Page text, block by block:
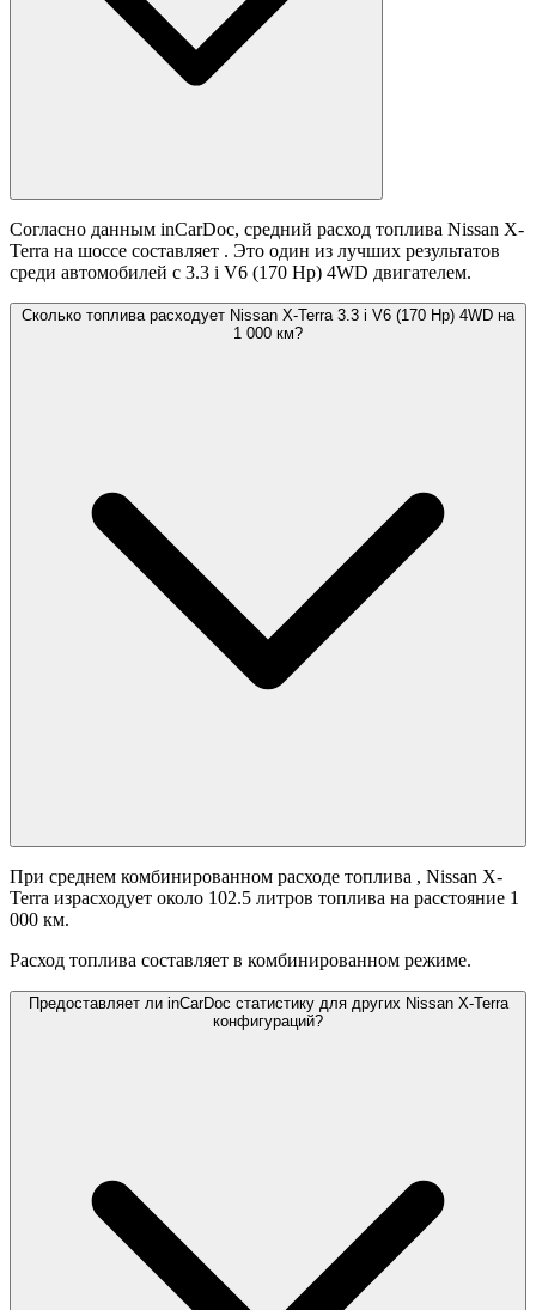
Согласно данным inCarDoc, средний расход топлива Nissan X-
Terra на шоссе составляет . Это один из лучших результатов
среди автомобилей с 3.3 i V6 (170 Hp) 4WD двигателем.
Сколько топлива расходует Nissan X-Terra 3.3 i V6 (170 Hp) 4WD на
1 000 км?
При среднем комбинированном расходе топлива , Nissan X-
Terra израсходует около 102.5 литров топлива на расстояние 1
000 км.
Расход топлива составляет в комбинированном режиме.
Предоставляет ли inCarDoc статистику для других Nissan X-Terra
конфигураций?